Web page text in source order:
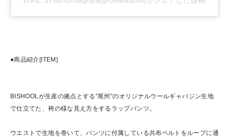
●商品紹介[ITEM]
BISHOOLが生産の拠点とする"尾州"のオリジナルウールギャバジン生地
で仕立てた、袴の様な見え方をするラップパンツ。
ウエストで生地を巻いて、パンツに付属している共布ベルトをループに通